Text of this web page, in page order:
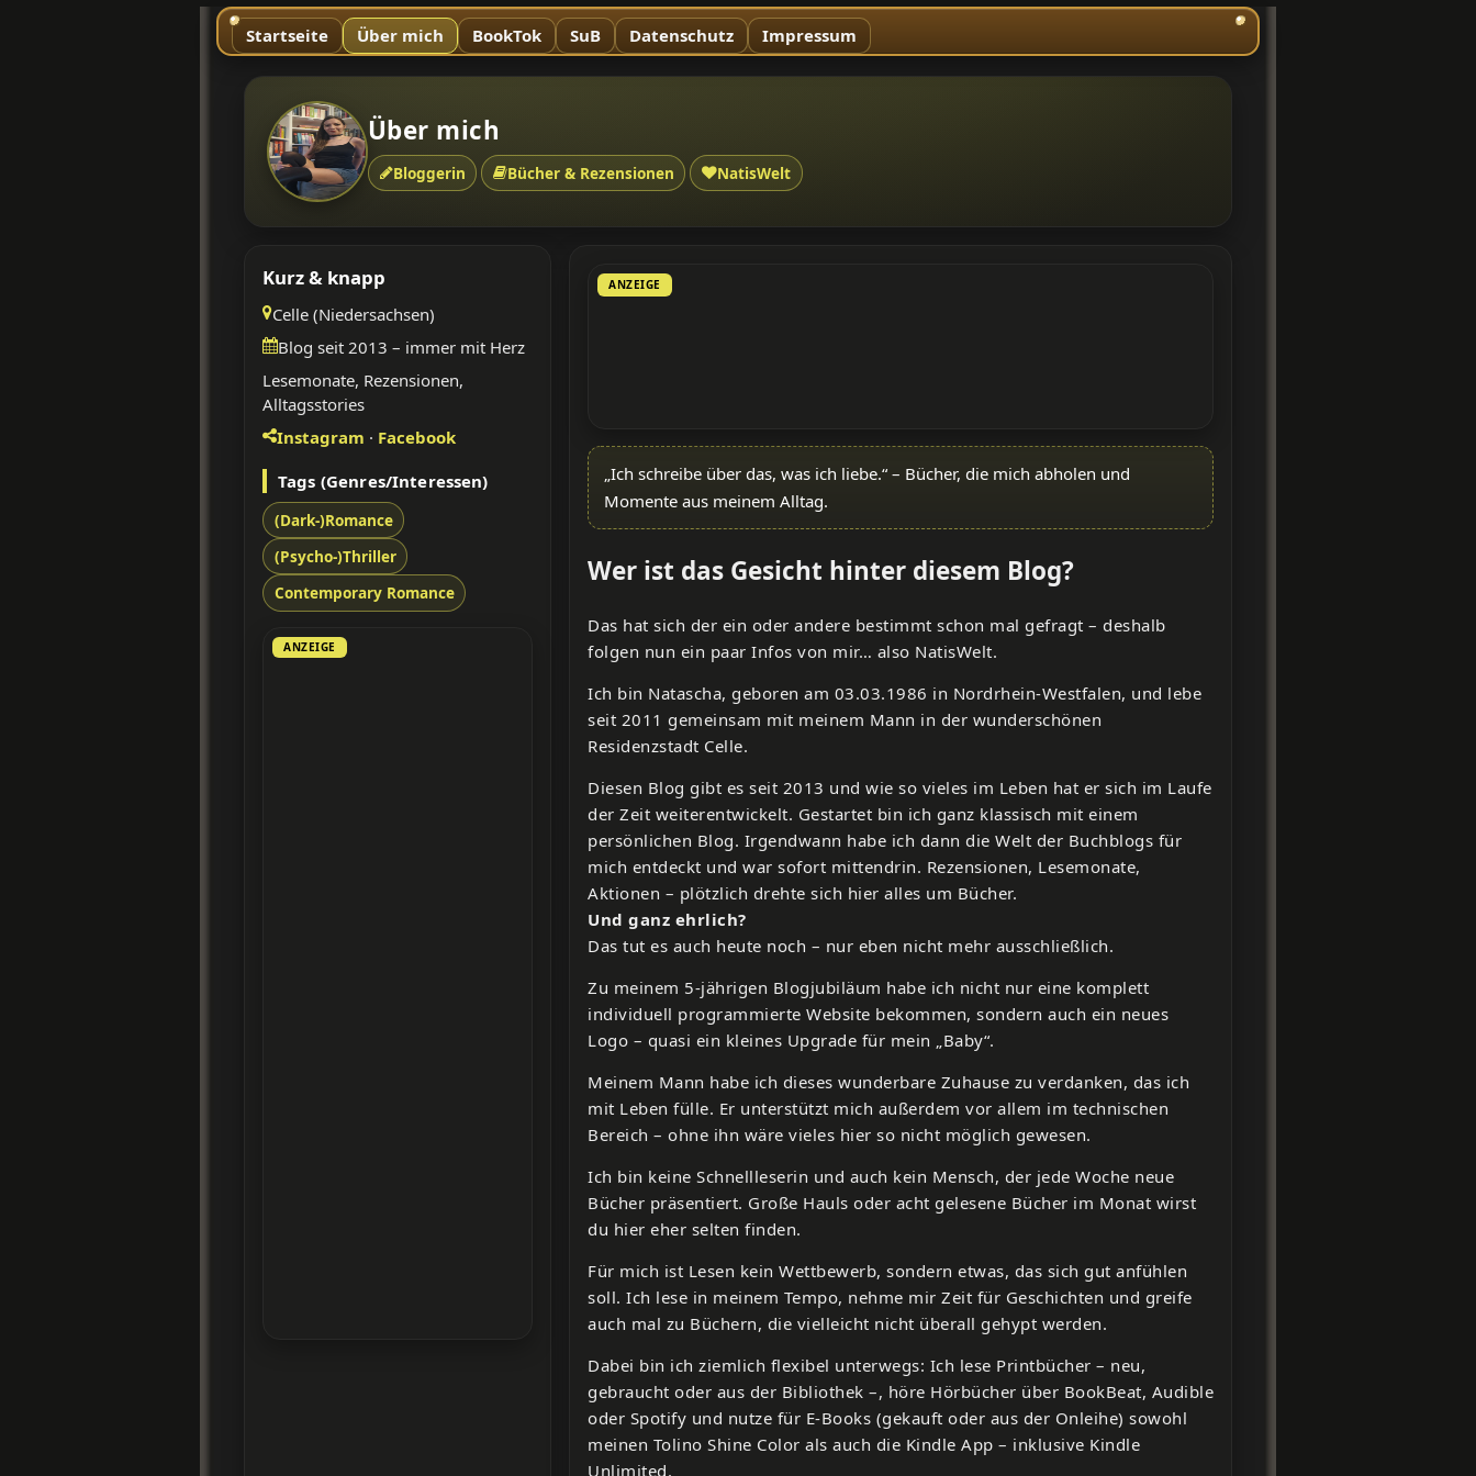
Startseite Über mich BookTok SuB Datenschutz Impressum
Über mich
Bloggerin Bücher & Rezensionen NatisWelt
Kurz & knapp
Celle (Niedersachsen)
Blog seit 2013 – immer mit Herz
Lesemonate, Rezensionen,
Alltagsstories
Instagram · Facebook
Tags (Genres/Interessen)
(Dark-)Romance
(Psycho-)Thriller
Contemporary Romance
ANZEIGE
ANZEIGE
„Ich schreibe über das, was ich liebe.“ – Bücher, die mich abholen und
Momente aus meinem Alltag.
Wer ist das Gesicht hinter diesem Blog?
Das hat sich der ein oder andere bestimmt schon mal gefragt – deshalb
folgen nun ein paar Infos von mir… also NatisWelt.
Ich bin Natascha, geboren am 03.03.1986 in Nordrhein-Westfalen, und lebe
seit 2011 gemeinsam mit meinem Mann in der wunderschönen
Residenzstadt Celle.
Diesen Blog gibt es seit 2013 und wie so vieles im Leben hat er sich im Laufe
der Zeit weiterentwickelt. Gestartet bin ich ganz klassisch mit einem
persönlichen Blog. Irgendwann habe ich dann die Welt der Buchblogs für
mich entdeckt und war sofort mittendrin. Rezensionen, Lesemonate,
Aktionen – plötzlich drehte sich hier alles um Bücher.
Und ganz ehrlich?
Das tut es auch heute noch – nur eben nicht mehr ausschließlich.
Zu meinem 5-jährigen Blogjubiläum habe ich nicht nur eine komplett
individuell programmierte Website bekommen, sondern auch ein neues
Logo – quasi ein kleines Upgrade für mein „Baby“.
Meinem Mann habe ich dieses wunderbare Zuhause zu verdanken, das ich
mit Leben fülle. Er unterstützt mich außerdem vor allem im technischen
Bereich – ohne ihn wäre vieles hier so nicht möglich gewesen.
Ich bin keine Schnellleserin und auch kein Mensch, der jede Woche neue
Bücher präsentiert. Große Hauls oder acht gelesene Bücher im Monat wirst
du hier eher selten finden.
Für mich ist Lesen kein Wettbewerb, sondern etwas, das sich gut anfühlen
soll. Ich lese in meinem Tempo, nehme mir Zeit für Geschichten und greife
auch mal zu Büchern, die vielleicht nicht überall gehypt werden.
Dabei bin ich ziemlich flexibel unterwegs: Ich lese Printbücher – neu,
gebraucht oder aus der Bibliothek –, höre Hörbücher über BookBeat, Audible
oder Spotify und nutze für E-Books (gekauft oder aus der Onleihe) sowohl
meinen Tolino Shine Color als auch die Kindle App – inklusive Kindle
Unlimited.